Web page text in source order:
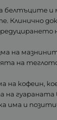
и
Клинично
на
на
кофеин,
на
има и